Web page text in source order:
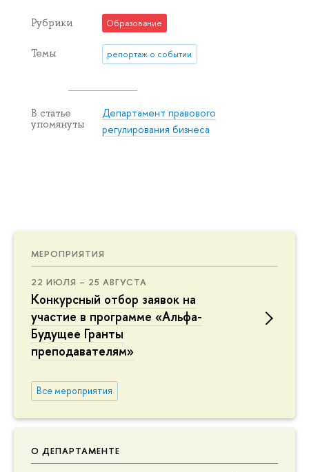
МЕРОПРИЯТИЯ
22 ИЮЛЯ – 25 АВГУСТА
Конкурсный отбор заявок на
участие в программе «Альфа-
Будущее Гранты
преподавателям»
Все мероприятия
О ДЕПАРТАМЕНТЕ
Рубрики Образование
Темы репортаж о событии
В статье
упомянуты
Департамент правового
регулирования бизнеса